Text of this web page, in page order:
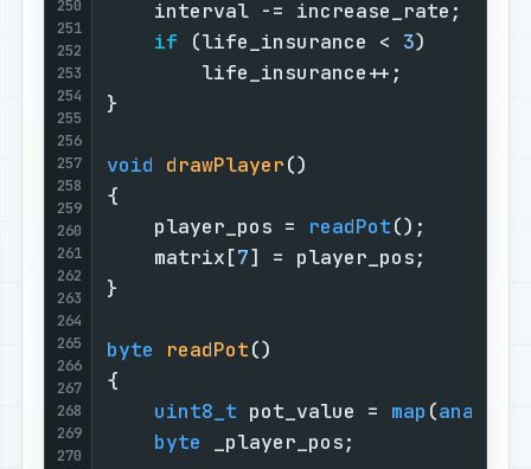
250
251
252
253
254
255
256
257
258
259
260
261
262
263
264
265
266
267
268
269
270
    interval -= increase_rate;
if (life_insurance < 3)
        life_insurance++;
}
void drawPlayer()
{
    player_pos =
readPot();
    matrix[
7] = player_pos;
}
byte readPot()
{
uint8_t pot_value = map (
byte _player_pos;